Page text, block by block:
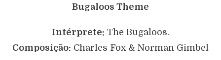
Bugaloos Theme
Intérprete: The Bugaloos.
Composição: Charles Fox & Norman Gimbel